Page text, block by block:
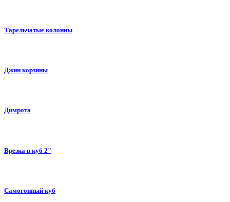
Тарельчатые колонны
Джин корзины
Димрота
Врезка в куб 2"
Самогонный куб